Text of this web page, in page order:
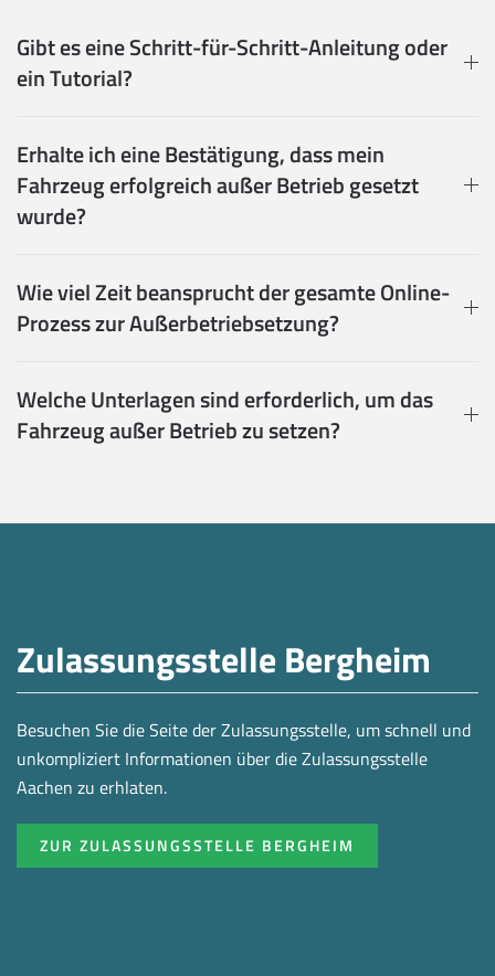
Gibt es eine Schritt-für-Schritt-Anleitung oder
ein Tutorial?
Erhalte ich eine Bestätigung, dass mein
Fahrzeug erfolgreich außer Betrieb gesetzt
wurde?
Wie viel Zeit beansprucht der gesamte Online-
Prozess zur Außerbetriebsetzung?
Welche Unterlagen sind erforderlich, um das
Fahrzeug außer Betrieb zu setzen?
Zulassungsstelle Bergheim
Besuchen Sie die Seite der Zulassungsstelle, um schnell und
unkompliziert Informationen über die Zulassungsstelle
Aachen zu erhlaten.
ZUR ZULASSUNGSSTELLE BERGHEIM